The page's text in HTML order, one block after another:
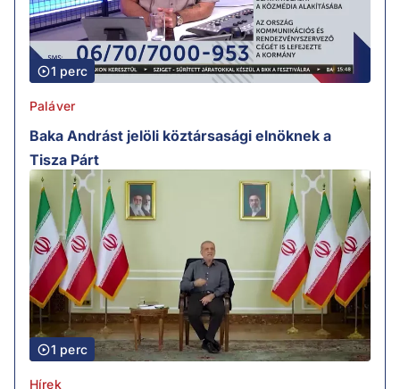
1 perc
Paláver
Baka Andrást jelöli köztársasági elnöknek a
Tisza Párt
1 perc
Hírek